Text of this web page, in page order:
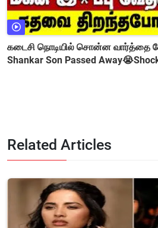
கடைசி நொடியில் சொன்ன வார்த்தை
Shankar Son Passed
Related Articles